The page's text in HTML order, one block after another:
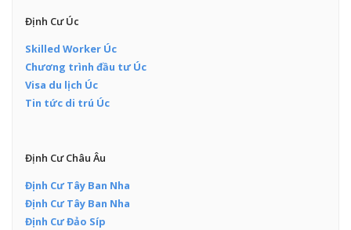
Định Cư Úc
Skilled Worker Úc
Chương trình đầu tư Úc
Visa du lịch Úc
Tin tức di trú Úc
Định Cư Châu Âu
Định Cư Tây Ban Nha
Định Cư Tây Ban Nha
Định Cư Đảo Síp